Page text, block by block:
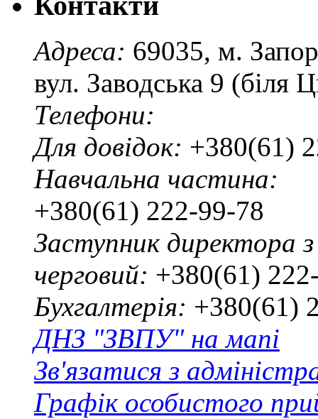
Адреса: 69035, м.
вул. Заводська 9 (біля
Телефони:
Для довідок: +380(61)
Навчальна частина:
+380(61) 222-99-78
Заступник директора
черговий: +380(61)
Бухгалтерія: +380(61)
ДНЗ "ЗВПУ" на мапі
Зв'язатися з
Графік особистого